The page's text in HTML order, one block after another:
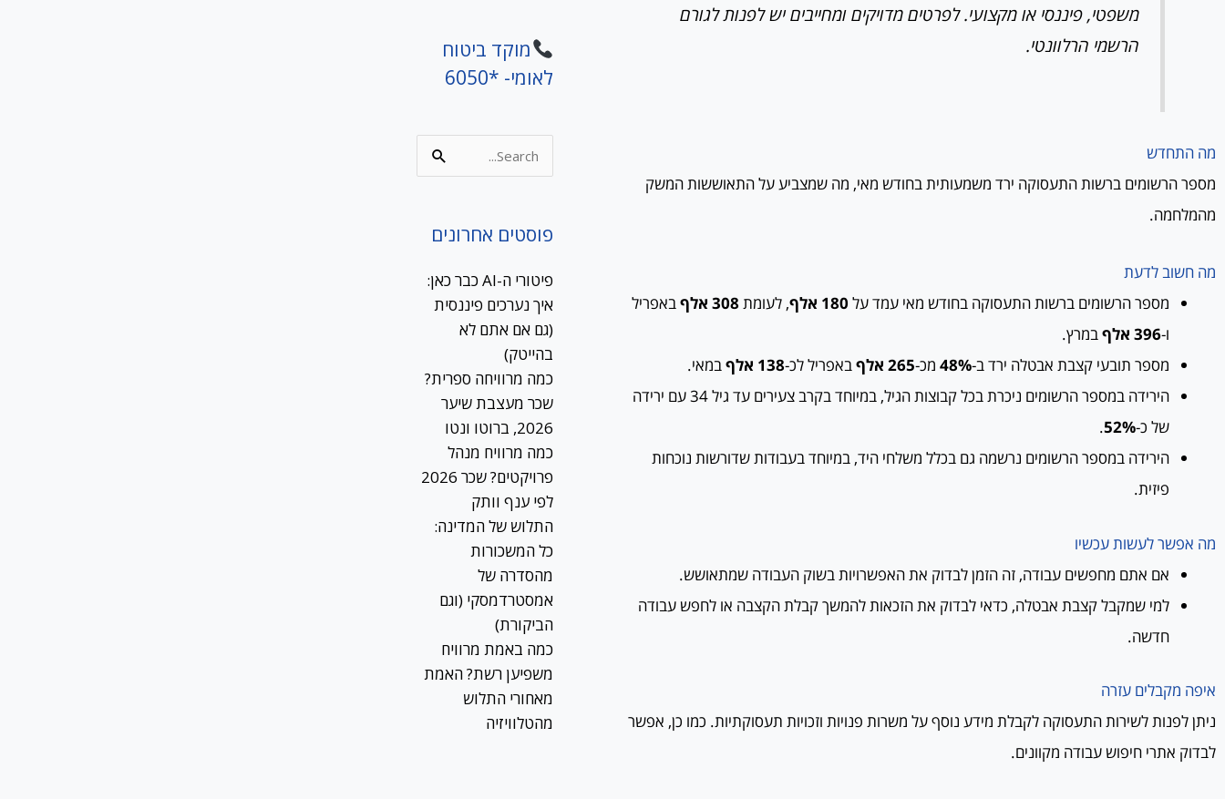
משפטי, פיננסי או מקצועי. לפרטים מדויקים ומחייבים יש לפנות לגורם
הרשמי הרלוונטי.
מה התחדש
מספר הרשומים ברשות התעסוקה ירד משמעותית בחודש מאי, מה שמצביע על התאוששות המשק
מהמלחמה.
מה חשוב לדעת
מספר הרשומים ברשות התעסוקה בחודש מאי עמד על 180 אלף , לעומת 308 אלף
באפריל
ו-396 אלף
במרץ.
מספר תובעי קצבת אבטלה ירד ב-48% מכ-265 אלף באפריל לכ-138 אלף
במאי.
הירידה במספר הרשומים ניכרת בכל קבוצות הגיל, במיוחד בקרב צעירים עד גיל 34 עם ירידה
של כ-52%
.
הירידה במספר הרשומים נרשמה גם בכלל משלחי היד, במיוחד בעבודות שדורשות נוכחות
פיזית.
מה אפשר לעשות עכשיו
אם אתם מחפשים עבודה, זה הזמן לבדוק את האפשרויות בשוק העבודה שמתאושש.
למי שמקבל קצבת אבטלה, כדאי לבדוק את הזכאות להמשך קבלת הקצבה או לחפש עבודה
חדשה.
איפה מקבלים עזרה
ניתן לפנות לשירות התעסוקה לקבלת מידע נוסף על משרות פנויות וזכויות תעסוקתיות. כמו כן, אפשר
לבדוק אתרי חיפוש עבודה מקוונים.
מוקד ביטוח
לאומי- *6050
Search
for:
פוסטים אחרונים
פיטורי ה-AI כבר כאן:
איך נערכים פיננסית
(גם אם אתם לא
בהייטק)
כמה מרוויחה ספרית?
שכר מעצבת שיער
2026, ברוטו ונטו
כמה מרוויח מנהל
פרויקטים? שכר 2026
לפי ענף וותק
התלוש של המדינה:
כל המשכורות
מהסדרה של
אמסטרדמסקי (וגם
הביקורת)
כמה באמת מרוויח
משפיען רשת? האמת
מאחורי התלוש
מהטלוויזיה